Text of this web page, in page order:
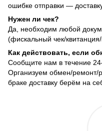
ошибке отправки —
Нужен ли чек?
Да, необходим любой
(фискальный чек/квитанция/
Как действовать, если
Сообщите нам в течение
Организуем обмен/
браке доставку берём на